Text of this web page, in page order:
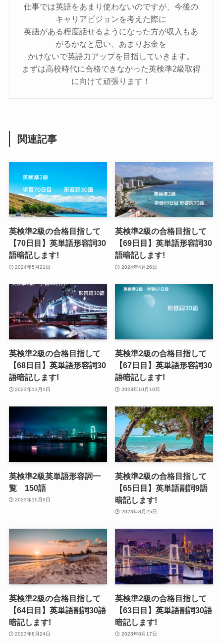
仕事では英語をあまり使わないのですが、今後の
キャリアビジョンを考えた際に
英語がある程度話せるようになった方が収入もあ
がるかなと思い、あまりお金を
かけないで英語力アップを目指していきます。
まずは高校時代に合格できなかった英検準2級取得
に向けて頑張ります！
関連記事
英検準2級の合格目指して
【70日目】英単語形容詞30
語暗記します!
2024年5月21日
英検準2級の合格目指して
【69日目】英単語形容詞30
語暗記します!
2024年4月26日
英検準2級の合格目指して
【68日目】英単語形容詞30
語暗記します!
2023年11月1日
英検準2級の合格目指して
【67日目】英単語形容詞30
語暗記します!
2023年10月10日
英検準2級英単語形容詞一
覧 150語
2023年10月9日
英検準2級の合格目指して
【65日目】英単語副詞9語
暗記します!
2023年8月25日
英検準2級の合格目指して
【64日目】英単語副詞30語
暗記します!
2023年8月24日
英検準2級の合格目指して
【63日目】英単語副詞30語
暗記します!
2023年8月17日